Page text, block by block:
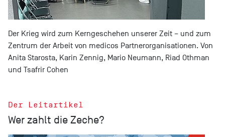
Der Krieg wird zum Kerngeschehen unserer Zeit – und zum
Zentrum der Arbeit von medicos Partnerorganisationen. Von
Anita Starosta, Karin Zennig, Mario Neumann, Riad Othman
und Tsafrir Cohen
Der Leitartikel
Wer zahlt die Zeche?